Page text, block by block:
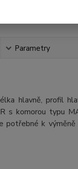
Parametry
hlavně, profil
s komorou typu
potřebné k